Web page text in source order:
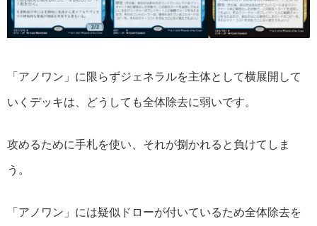
「アノワン」に限らずジェネラルを主体として横展開して
いくデッキは、どうしても全体除去に弱いです。
攻めるために手札を使い、それが捌かれると負けてしま
う。
「アノワン」には疑似ドローが付いているため全体除去を